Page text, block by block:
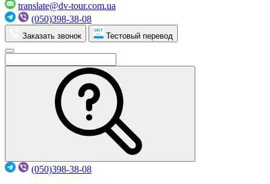
translate@dv-tour.com.ua
(050)398-38-08
Заказать звонок Тестовый перевод
(050)398-38-08